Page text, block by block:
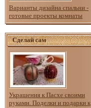
Варианты дизайна спальни -
готовые проекты комнаты
Сделай сам
Украшения к Пасхе своими
руками. Поделки и подарки к